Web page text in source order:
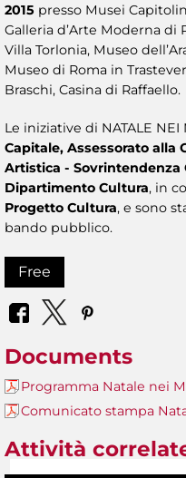
2015 presso Musei
Galleria d’Arte Moderna di
Villa Torlonia, Museo
Museo di Roma in
Braschi, Casina di Raffaello.
Le iniziative di NATALE
Capitale, Assessorato alla
Artistica - Sovrintendenza
Dipartimento Cultura, in
Progetto Cultura, e sono
bando pubblico.
Free
Documents
Programma Natale nei
Comunicato stampa
Attività